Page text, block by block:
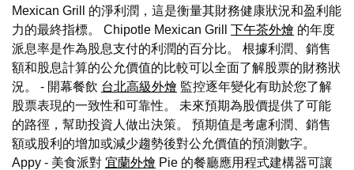
Mexican Grill 的淨利潤，這是衡量其財務健康狀況和盈利能
力的最終指標。 Chipotle Mexican Grill 下午茶外燴 的年度
派息率是作為股息支付的利潤的百分比。 根據利潤、銷售
額和股息計算的公允價值的比較可以全面了解股票的財務狀
況。 - 開幕餐飲 台北高級外燴 監控逐年變化有助於您了解
股票表現的一致性和可靠性。 未來預期為股價提供了可能
的路徑，幫助投資人做出決策。 預期值是考慮利潤、銷售
額或股利的增加或減少趨勢後對公允價值的預測數字。
Appy - 美食派對 宜蘭外燴 Pie 的餐廳應用程式建構器可讓